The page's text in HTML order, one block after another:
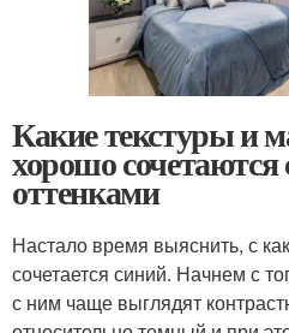
Какие текстуры и
хорошо
оттенками
Настало время выяснить, с
сочетается синий. Начнем с
с ним чаще выглядят